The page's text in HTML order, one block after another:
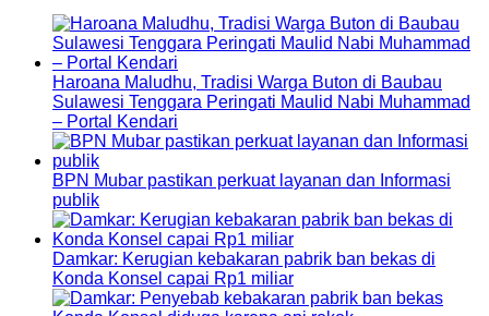
Haroana Maludhu, Tradisi Warga Buton di Baubau
Sulawesi Tenggara Peringati Maulid Nabi Muhammad
– Portal Kendari
BPN Mubar pastikan perkuat layanan dan Informasi
publik
Damkar: Kerugian kebakaran pabrik ban bekas di
Konda Konsel capai Rp1 miliar